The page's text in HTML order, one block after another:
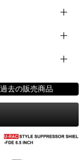
過去の販売商品